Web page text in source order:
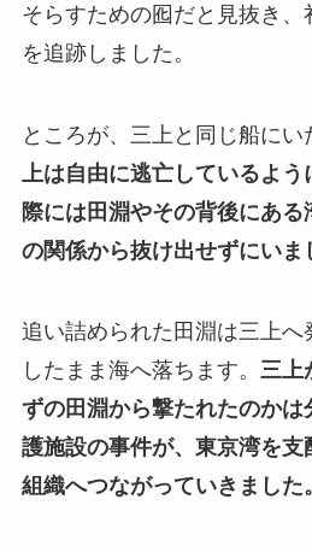
そらすための囮だと見抜き、
を追跡しました。
ところが、三上と同じ船にい
上は自由に逃亡しているよ
際には田淵やその背後にある
の関係から抜け出せずにいま
追い詰められた田淵は三上へ
したまま海へ落ちます。 三上
ずの田淵から撃たれたのかは
護施設の事件が、東京湾を支
組織へつながっていきました。